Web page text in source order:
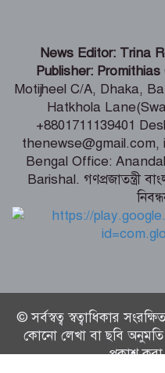
টেকসই
জুলাই
ভিডিও
News Editor: Trina
Publisher:
Motijheel C/A, Dhaka,
Hatkhola
+8801711139401
Bengal Office:
Barishal. গণপ্রজাতন্ত্রী
© সর্বস্বত্ব স্বত্বাধিকার
কোনো লেখা বা ছবি
প্রকাশ